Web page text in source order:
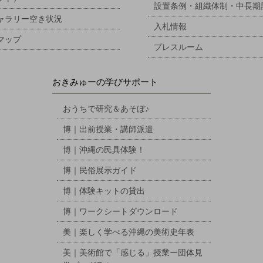
ラリー空き状況
ップ
設置条例・組織体制・中長期
入札情報
プレスルーム
おきみゅーの学びサポート
おうちで研究＆あそぼ♪
博｜出前授業・講師派遣
博｜沖縄の民具体験！
博｜民俗展示ガイド
博｜体験キットの貸出
博｜ワークシートダウンロード
美｜楽しく学べる沖縄の美術史年表
美｜美術館で「感じる」授業ー団体見